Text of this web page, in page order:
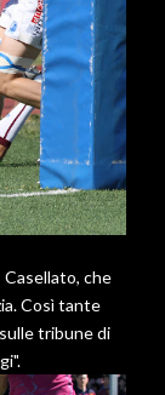
che
Così tante
tribune di